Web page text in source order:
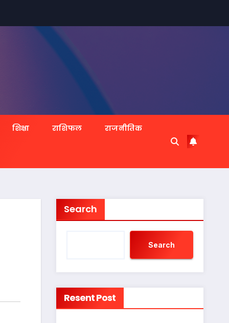
शिक्षा राशिफल राजनीतिक
Search
Search
Resent Post